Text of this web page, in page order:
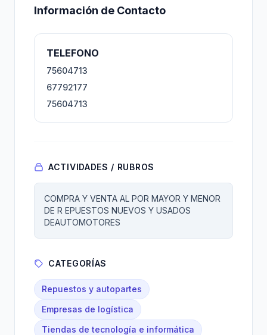
Información de Contacto
TELEFONO
75604713
67792177
75604713
ACTIVIDADES / RUBROS
COMPRA Y VENTA AL POR MAYOR Y MENOR
DE R EPUESTOS NUEVOS Y USADOS
DEAUTOMOTORES
CATEGORÍAS
Repuestos y autopartes
Empresas de logística
Tiendas de tecnología e informática